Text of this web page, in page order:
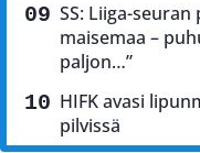
SS: Liiga-
maisemaa –
paljon…”
HIFK avasi
pilvissä